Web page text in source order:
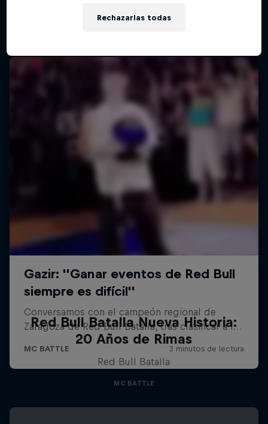
Red Bull Batalla Nueva Historia:
20 Años de Rimas
Red Bull Batalla
MC BATTLE
Rechazarlas todas